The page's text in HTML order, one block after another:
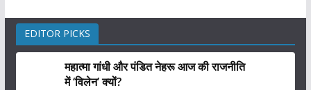
EDITOR PICKS
महात्मा गांधी और पंडित नेहरू आज की राजनीति
में ‘विलेन’ क्यों?